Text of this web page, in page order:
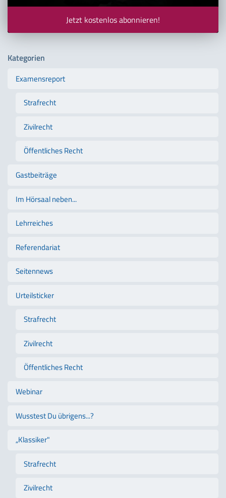
Jetzt kostenlos abonnieren!
Kategorien
Examensreport
Strafrecht
Zivilrecht
Öffentliches Recht
Gastbeiträge
Im Hörsaal neben...
Lehrreiches
Referendariat
Seitennews
Urteilsticker
Strafrecht
Zivilrecht
Öffentliches Recht
Webinar
Wusstest Du übrigens...?
„Klassiker"
Strafrecht
Zivilrecht